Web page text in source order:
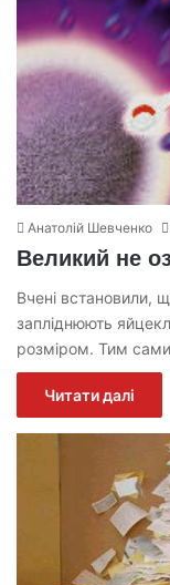
Анатолій Шевченко
Великий не
Вчені встановили,
запліднюють
розміром. Тим
Читати далі